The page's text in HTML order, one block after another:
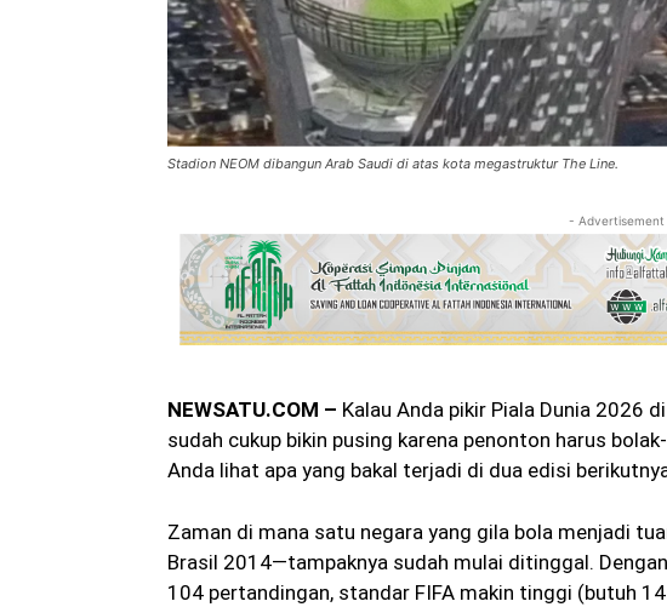
Stadion NEOM dibangun Arab Saudi di atas kota megastruktur The Line.
- Advertisement
NEWSATU.COM – Kalau Anda pikir Piala Dunia 2026
sudah cukup bikin pusing karena penonton harus
Anda lihat apa yang bakal terjadi di dua edisi
Zaman di mana satu negara yang gila bola menjadi
Brasil 2014—tampaknya sudah mulai ditinggal.
104 pertandingan, standar FIFA makin tinggi (butuh